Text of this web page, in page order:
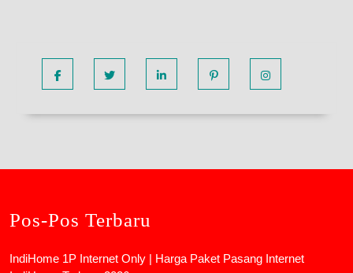
Pos-Pos Terbaru
IndiHome 1P Internet Only | Harga Paket Pasang Internet